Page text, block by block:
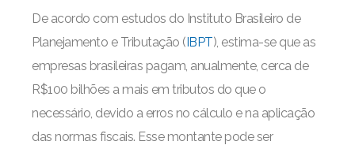
De acordo com estudos do Instituto Brasileiro de
Planejamento e Tributação (IBPT), estima-se que as
empresas brasileiras pagam, anualmente, cerca de
R$100 bilhões a mais em tributos do que o
necessário, devido a erros no cálculo e na aplicação
das normas fiscais. Esse montante pode ser